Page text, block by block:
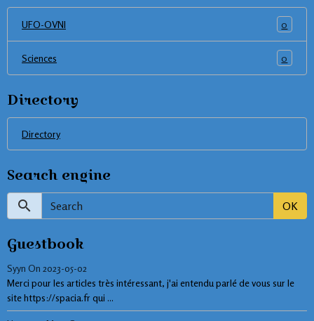
UFO-OVNI 0
Sciences 0
Directory
Directory
Search engine
OK
Guestbook
Syyn On 2023-05-02
Merci pour les articles très intéressant, j'ai entendu parlé de vous sur le
site https://spacia.fr qui ...